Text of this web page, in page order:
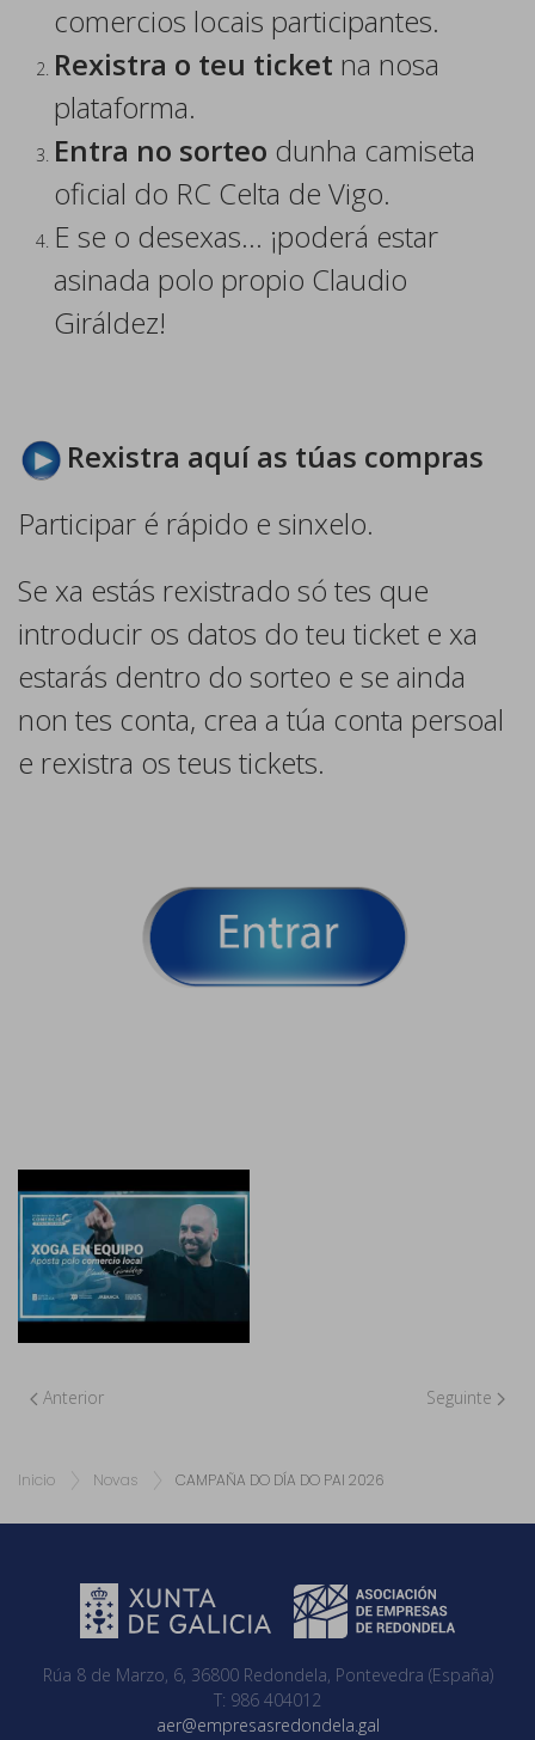
comercios locais participantes.
Rexistra o teu ticket na nosa
plataforma.
Entra no sorteo dunha camiseta
oficial do RC Celta de Vigo.
E se o desexas… ¡poderá estar
asinada polo propio Claudio
Giráldez!
Rexistra aquí as túas compras
Participar é rápido e sinxelo.
Se xa estás rexistrado só tes que
introducir os datos do teu ticket e xa
estarás dentro do sorteo e se ainda
non tes conta, crea a túa conta persoal
e rexistra os teus tickets.
Anterior Seguinte
Inicio Novas CAMPAÑA DO DÍA DO PAI 2026
Rúa 8 de Marzo, 6, 36800 Redondela, Pontevedra (España)
T: 986 404012
aer@empresasredondela.gal